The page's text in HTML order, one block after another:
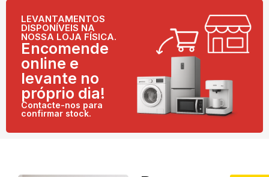
LEVANTAMENTOS
DISPONÍVEIS NA
NOSSA LOJA FÍSICA.
Encomende
online e
levante no
próprio dia!
Contacte-nos para
confirmar stock.